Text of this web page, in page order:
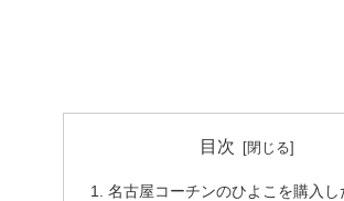
目次
名古屋コーチンのひよこを購入し